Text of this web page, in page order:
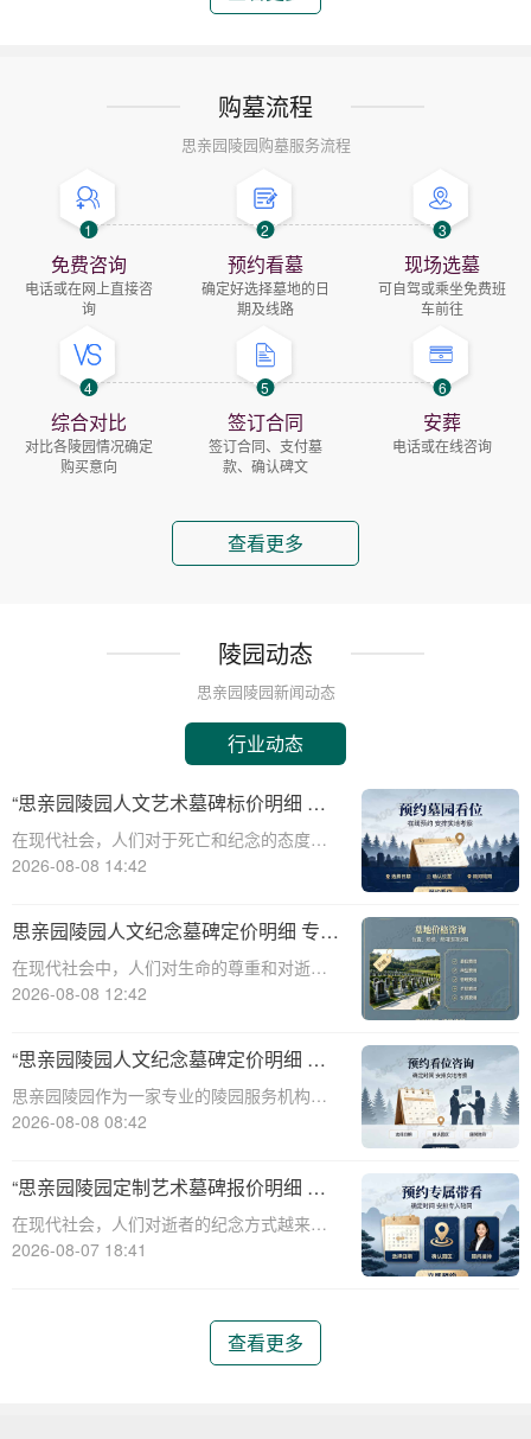
购墓流程
思亲园陵园购墓服务流程
1
免费咨询
电话或在网上直接咨
询
2
预约看墓
确定好选择墓地的日
期及线路
3
现场选墓
可自驾或乘坐免费班
车前往
4
综合对比
对比各陵园情况确定
购买意向
5
签订合同
签订合同、支付墓
款、确认碑文
6
安葬
电话或在线咨询
查看更多
陵园动态
思亲园陵园新闻动态
行业动态
“思亲园陵园人文艺术墓碑标价明细 感
恩季购墓专属补贴”
在现代社会，人们对于死亡和纪念的态度逐
渐变得更加人文和个性化。思亲园陵园作为
直秉承着尊重生命、传承文化的理念，推出
了一系列人文艺术墓碑，以满足不同家庭对
于纪念和缅
2026-08-08 14:42
思亲园陵园人文纪念墓碑定价明细 专属
追思场地购墓即享详解
在现代社会中，人们对生命的尊重和对逝者
的缅怀愈发重视。思亲园陵园作为一家专业
务，旨在为家属提供一个庄重、宁静的场
所，以表达对逝者的无限思念。本文将详细
介绍思亲园陵
2026-08-08 12:42
“思亲园陵园人文纪念墓碑定价明细 专
属追思场地购墓即享 详解与优惠活动”
思亲园陵园作为一家专业的陵园服务机构，
致力于为家属提供高质量、人性化的纪念服
碑的定价明细，以及专属追思场地的购墓优
惠活动，帮助家属更好地了解和选择合适的
纪念方式。
2026-08-08 08:42
“思亲园陵园定制艺术墓碑报价明细 活
动减免设计雕刻费用详解”
在现代社会，人们对逝者的纪念方式越来越
注重个性化与艺术性。思亲园陵园作为一家
求。本文将详细介绍思亲园陵园定制艺术墓
2026-08-07 18:41
查看更多